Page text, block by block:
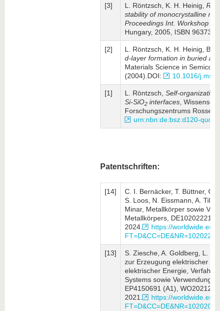
[3] L. Röntzsch, K. H. Heinig,
stability of mono­crystalline
Proceedings Int. Workshop
Hungary, 2005, ISBN
[2]
L. Röntzsch, K. H. Heinig, B.
d-layer for­ma­tion in buried
Materials Science in
(2004).DOI:
10.1016/
[1] L. Röntzsch, Self-
Si-SiO2 inter­faces ,
Forschungszentrums
urn:nbn:de:bsz:d120-
Patentschriften:
[14]
C. I. Bernäcker, T. Büttner, G.
S. Loos, N. Eissmann, A.
Minar, Metallkörper sowie
Metallkörpers,
2024.
https://
[13]
S. Ziesche, A. Goldberg, L.
zur Erzeugung elektrischer
elektrischer Energie,
Systems sowie
EP4150691 (A1),
2021.
https://